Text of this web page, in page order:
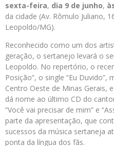
sexta-feira, dia 9 de junho,
da cidade (Av. Rômulo Juliano,
Leopoldo/MG).
Reconhecido como um dos
geração, o sertanejo levará o
Leopoldo. No repertório, o
Posição”, o single “Eu
Centro Oeste de Minas Gerais,
dá nome ao último CD do
“Você vai precisar de mim” e
parte da apresentação, que
sucessos da música sertaneja
ponta da língua dos fãs.